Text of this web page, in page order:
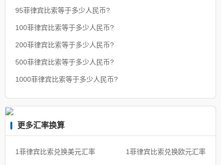
95菲律宾比索等于多少人民币?
100菲律宾比索等于多少人民币?
200菲律宾比索等于多少人民币?
500菲律宾比索等于多少人民币?
1000菲律宾比索等于多少人民币?
更多汇率换算
1菲律宾比索兑换美元汇率 1菲律宾比索兑换欧元汇率